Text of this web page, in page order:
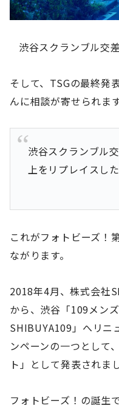
渋谷スクランブル交
そして、TSGの最終発
んに相談が寄せられます
渋谷スクランブル
上をリプレイスし
これがフォトビーズ！
ながります。
2018年4月、株式会社
から、渋谷「109メン
SHIBUYA109」へリニ
ンペーンの一つとして
ト」として発表されま
フォトビーズ！の誕生で